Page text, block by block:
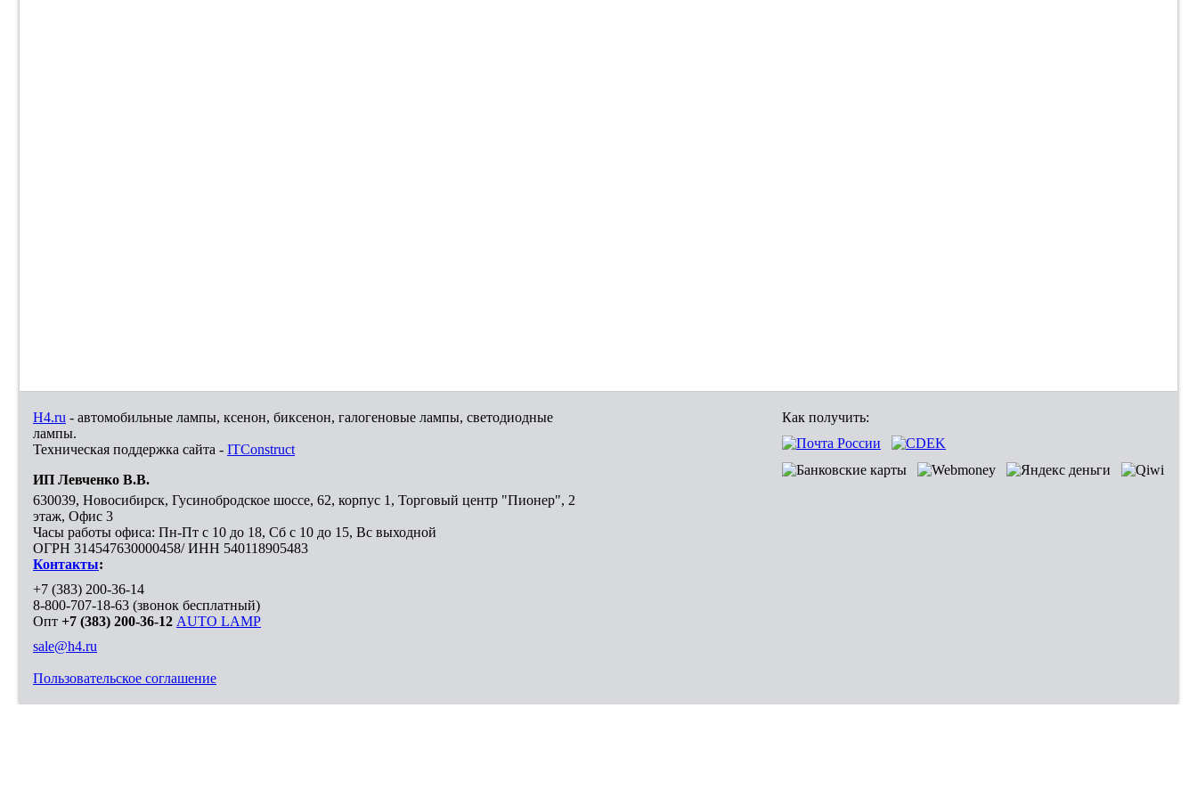
H4.ru - автомобильные лампы, ксенон, биксенон, галогеновые лампы, светодиодные
лампы.
Техническая поддержка сайта - ITConstruct
ИП Левченко В.В.
630039, Новосибирск, Гусинобродское шоссе, 62, корпус 1, Торговый центр "Пионер", 2
этаж, Офис 3
Часы работы офиса: Пн-Пт с 10 до 18, Сб с 10 до 15, Вс выходной
ОГРН 314547630000458/ ИНН 540118905483
Контакты:
+7 (383) 200-36-14
8-800-707-18-63 (звонок бесплатный)
Опт +7 (383) 200-36-12 AUTO LAMP
sale@h4.ru
Пользовательское соглашение
Как получить: